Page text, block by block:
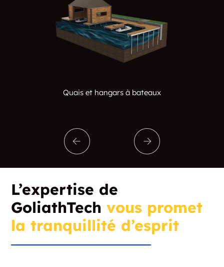
Quais et hangars à bateaux
L’expertise de
GoliathTechvous promet
la tranquillité d’esprit